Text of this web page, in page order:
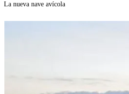
La nueva nave avícola